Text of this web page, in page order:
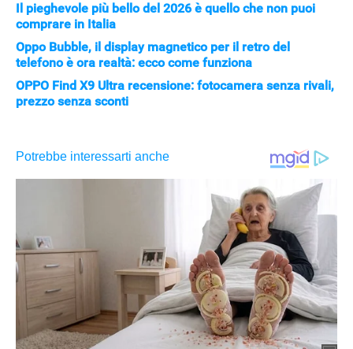
APPLE
Il pieghevole più bello del 2026 è quello che non puoi
comprare in Italia
Oppo Bubble, il display magnetico per il retro del
telefono è ora realtà: ecco come funziona
OPPO Find X9 Ultra recensione: fotocamera senza rivali,
prezzo senza sconti